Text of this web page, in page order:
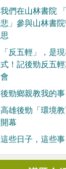
我們在山林書院
悲」參與山林書院
思
「反五輕」，是
式！記後勁反五
會
後勁鄉親教我的事
高雄後勁「環境教
開幕
這些日子，這些事